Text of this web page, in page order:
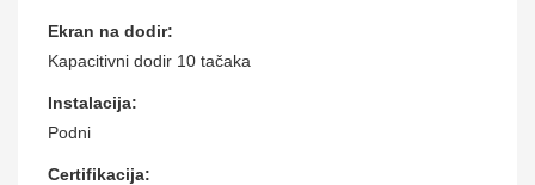
Ekran na dodir:
Kapacitivni dodir 10 tačaka
Instalacija:
Podni
Certifikacija: